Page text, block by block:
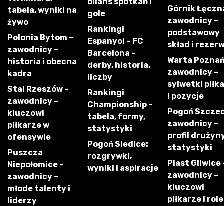
tabela, wyniki na
żywo
Polonia Bytom –
zawodnicy –
historia i obecna
kadra
Stal Rzeszów –
zawodnicy –
kluczowi
piłkarze w
ofensywie
Puszcza
Niepołomice –
zawodnicy –
młode talenty i
liderzy
gole
Rankingi
Espanyol – FC
Barcelona –
derby, historia,
liczby
Rankingi
Championship –
tabela, formy,
statystyki
Pogoń Siedlce:
rozgrywki,
wyniki i aspiracje
Górnik
zawodnicy –
podstawowy
skład i
Warta
zawodnicy –
sylwetki
i pozycje
Pogoń
zawodnicy –
profil
statystyki
Piast Gliwice
zawodnicy –
kluczowi
piłkarze i role